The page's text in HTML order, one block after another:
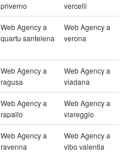
priverno
vercelli
Web Agency a
quartu santelena
Web Agency a
verona
Web Agency a
ragusa
Web Agency a
viadana
Web Agency a
rapallo
Web Agency a
viareggio
Web Agency a
ravenna
Web Agency a
vibo valentia